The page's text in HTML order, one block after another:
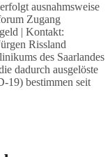
ausnahmsweise
Zugang
| Kontakt:
Rissland
des Saarlandes
dadurch ausgelöste
19) bestimmen seit